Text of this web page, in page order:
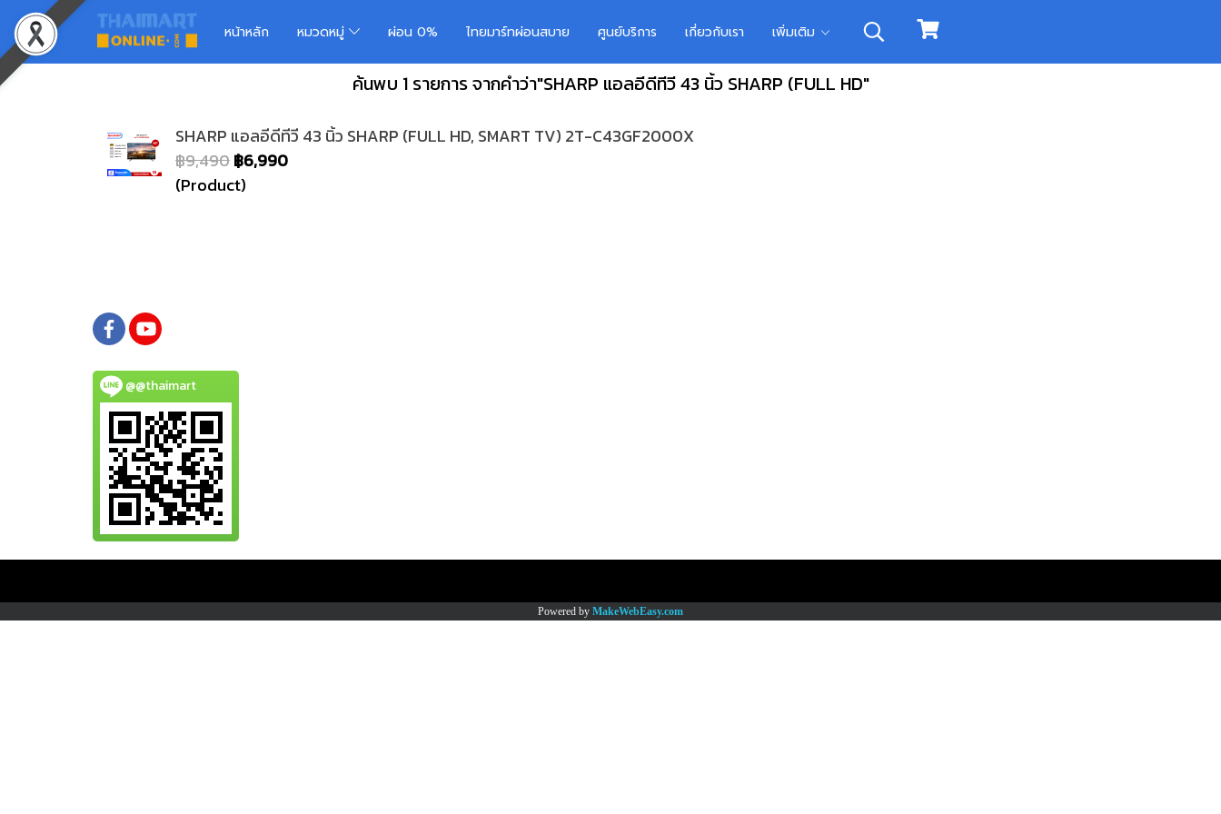
หน้าหลัก หมวดหมู่ ผ่อน 0% ไทยมาร์ทผ่อนสบาย ศูนย์บริการ เกี่ยวกับเรา เพิ่มเติม
ค้นพบ 1 รายการ จากคำว่า"SHARP แอลอีดีทีวี 43 นิ้ว SHARP (FULL HD"
SHARP แอลอีดีทีวี 43 นิ้ว SHARP (FULL HD, SMART TV) 2T-C43GF2000X
฿9,490฿6,990
(Product)
@@thaimart
Powered by MakeWebEasy.com